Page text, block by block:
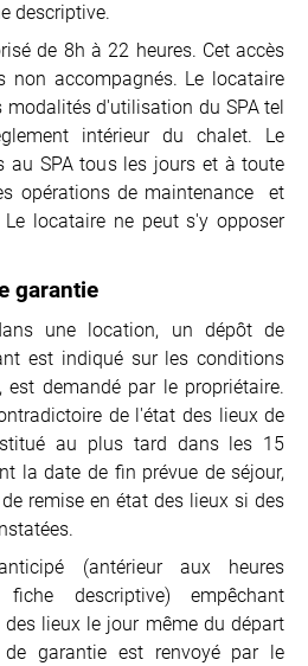
descriptive.
de 8h à 22 heures. Cet accès
non accompagnés. Le locataire
modalités d'utilisation du SPA tel
intérieur du chalet. Le
au SPA tous les jours et à toute
opérations de maintenance et
locataire ne peut s'y opposer
garantie
une location, un dépôt de
est indiqué sur les conditions
est demandé par le propriétaire.
de l'état des lieux de
au plus tard dans les 15
la date de fin prévue de séjour,
remise en état des lieux si des
(antérieur aux heures
descriptive) empêchant
des lieux le jour même du départ
garantie est renvoyé par le